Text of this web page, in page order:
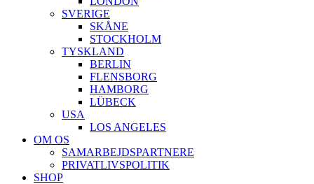
SVERIGE
SKÅNE
STOCKHOLM
TYSKLAND
BERLIN
FLENSBORG
HAMBORG
LÜBECK
USA
LOS ANGELES
OM OS
SAMARBEJDSPARTNERE
PRIVATLIVSPOLITIK
SHOP